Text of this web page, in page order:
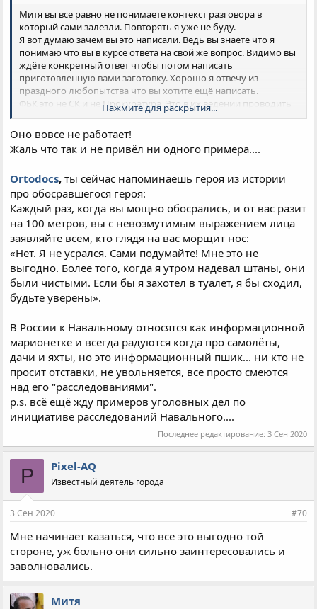
Митя вы все равно не понимаете контекст разговора в
который сами залезли. Повторять я уже не буду.
Я вот думаю зачем вы это написали. Ведь вы знаете что я
понимаю что вы в курсе ответа на свой же вопрос. Видимо вы
ждёте конкретный ответ чтобы потом написать
приготовленную вами заготовку. Хорошо я отвечу из
праздного любопытства что вы хотите ещё написать.
ФБК это не СК и не Прокуратура. Это в их ведении проводить
доследственные проверки, возбуждать уголовные дела и
проверять их законность. Но эти же органы сами являются
частью коррупционной системы России. Поэтому как пчелы
могут быть против меда? Для дел с высокопоставленными
околокремлевского окружения. Вы можете с этим не
соглашаться но это вполне очевидно. Поэтому если у вас
Митя есть вопросы почему после расследований ФБК не
возбуждены уголовные дела то задавайте вопросы
соответствующим органам. Могу вам даже предложить одно
из расследований. Это про Мишустина и его зятя Удодова, на
тот момент правда ФБК не знал что он зять. Вкратце медуза
об этом писалатут. В любой нормальной стране это уже был
бы повод для отставки и расследования.
Хотя я вспомнил. Все таки ФБК послужил поводом для одного
уголовного дела. Это дело про отмывание сначала
это стало 70млн рублей, через ФБК. Уже год ведут
расследование сотня бравых следователей по особо важным
делами. Но до сих пор ничего родить не могут. А вы говорите
ФБК плохо работает.
Нажмите для раскрытия...
Оно вовсе не работает!
Жаль что так и не привёл ни одного примера....
Ortodocs,ты сейчас напоминаешь героя из истории
про обосравшегося героя:
Каждый раз, когда вы мощно обосрались, и от вас разит
на 100 метров, вы с невозмутимым выражением лица
заявляйте всем, кто глядя на вас морщит нос:
«Нет. Я не усрался. Сами подумайте! Мне это не
выгодно. Более того, когда я утром надевал штаны, они
были чистыми. Если бы я захотел в туалет, я бы сходил,
будьте уверены».
В России к Навальному относятся как информационной
марионетке и всегда радуются когда про самолёты,
дачи и яхты, но это информационный пшик... ни кто не
просит отставки, не увольняется, все просто смеются
над его "расследованиями".
р.s. всё ещё жду примеров уголовных дел по
инициативе расследований Навального....
Последнее редактирование: 3 Сен 2020
P Pixel-AQ
Известный деятель города
3 Сен 2020 #70
Мне начинает казаться, что все это выгодно той
стороне, уж больно они сильно заинтересовались и
заволновались.
Митя